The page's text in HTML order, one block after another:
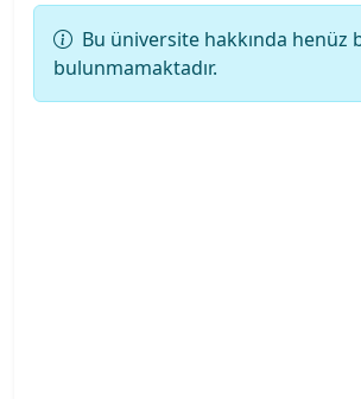
Arkın Yaratıcı Sanatlar ve
Artvin Çoruh Üniversitesi
Bu üniversite hakkında henüz
bulunmamaktadır.